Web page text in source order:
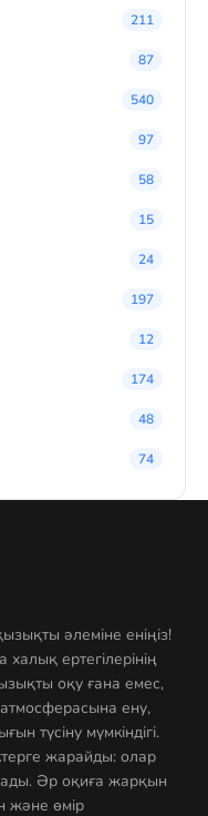
211
87
540
97
58
15
24
197
12
174
48
74
әлеміне еніңіз!
ертегілерінің
оқу ғана емес,
ену,
түсіну мүмкіндігі.
жарайды: олар
Әр оқиға жарқын
және өмір